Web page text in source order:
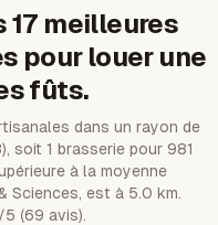
17 meilleures
pour louer une
fûts.
dans un rayon de
, soit 1 brasserie pour 981
à la moyenne
Sciences, est à 5.0 km.
(69 avis).